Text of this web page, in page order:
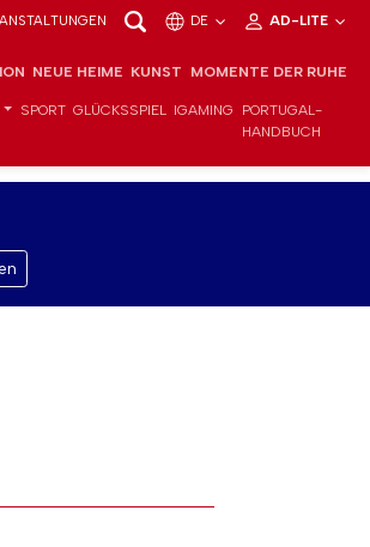
DE AD-LITE
NEUE HEIME KUNST MOMENTE DER RUHE
SPORT GLÜCKSSPIEL IGAMING
PORTUGAL-
HANDBUCH